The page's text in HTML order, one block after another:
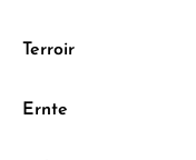
Terroir
Ernte